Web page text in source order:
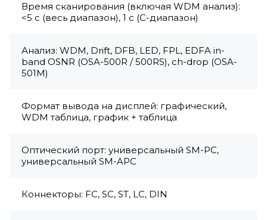
Время сканирования (включая WDM анализ):
<5 c (весь диапазон), 1 c (C-диапазон)
Анализ: WDM, Drift, DFB, LED, FPL, EDFA in-
band OSNR (OSA-500R / 500RS), ch-drop (OSA-
501M)
Формат вывода на дисплей: графический,
WDM таблица, график + таблица
Оптический порт: универсальный SM-PC,
универсальный SM-APC
Коннекторы: FC, SC, ST, LC, DIN